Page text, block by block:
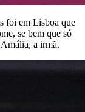
foi em Lisboa que
se bem que só
a irmã.